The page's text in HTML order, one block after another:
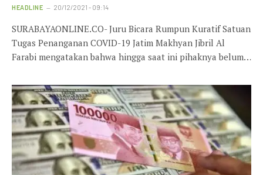
HEADLINE 20/12/2021 - 09:14
SURABAYAONLINE.CO- Juru Bicara Rumpun Kuratif Satuan
Tugas Penanganan COVID-19 Jatim Makhyan Jibril Al
Farabi mengatakan bahwa hingga saat ini pihaknya belum…